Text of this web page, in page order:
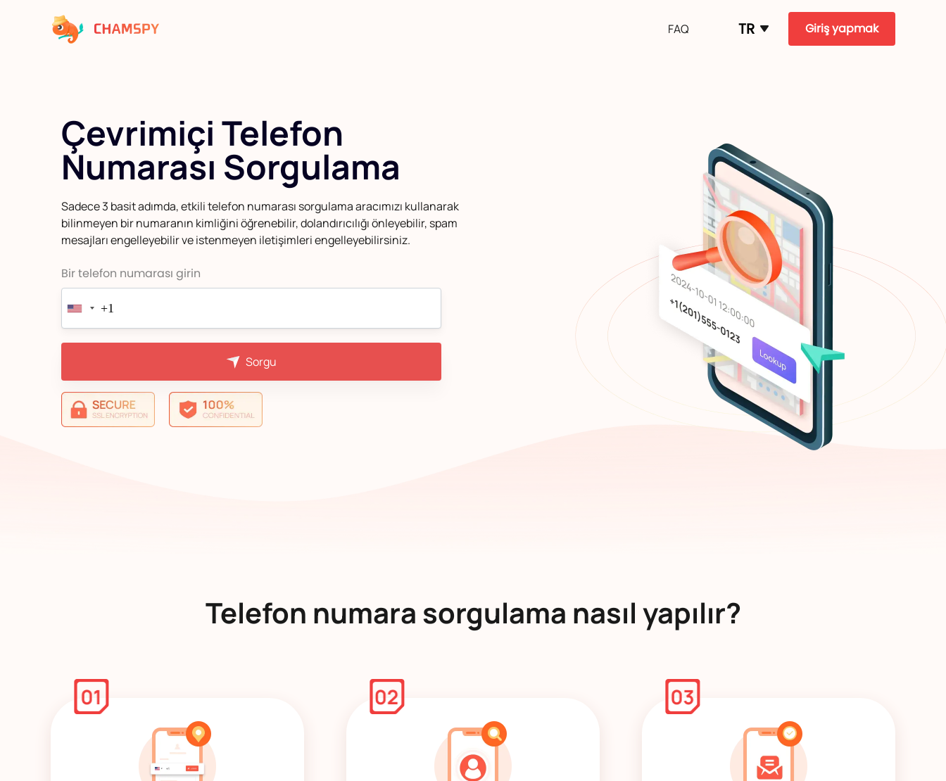
FAQ TR Giriş yapmak
Çevrimiçi Telefon
Numarası Sorgulama
Sadece 3 basit adımda, etkili telefon numarası sorgulama aracımızı kullanarak
bilinmeyen bir numaranın kimliğini öğrenebilir, dolandırıcılığı önleyebilir, spam
mesajları engelleyebilir ve istenmeyen iletişimleri engelleyebilirsiniz.
Bir telefon numarası girin
Sorgu
Telefon numara sorgulama nasıl yapılır?